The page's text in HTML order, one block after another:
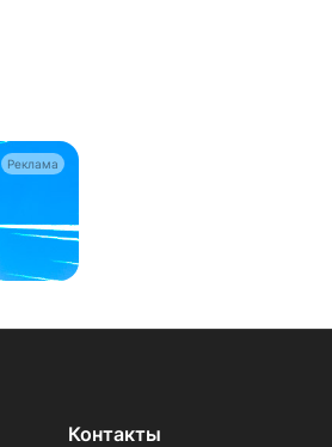
Реклама
Контакты